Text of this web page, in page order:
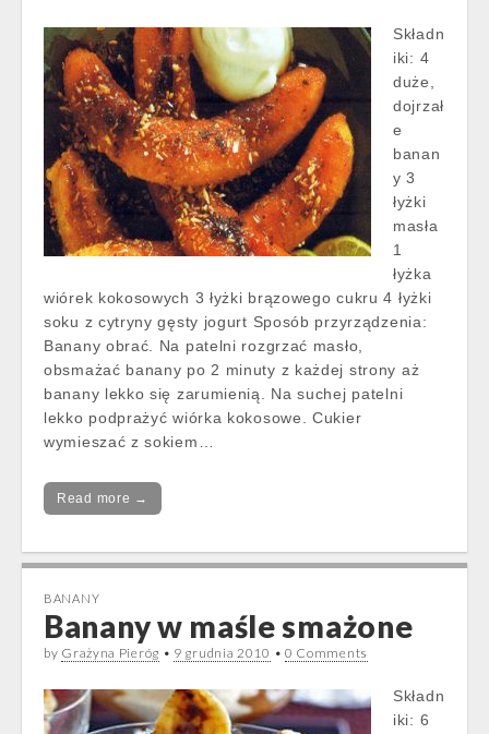
Składn
iki: 4
duże,
dojrzał
e
banan
y 3
łyżki
masła
1
łyżka
wiórek kokosowych 3 łyżki brązowego cukru 4 łyżki
soku z cytryny gęsty jogurt Sposób przyrządzenia:
Banany obrać. Na patelni rozgrzać masło,
obsmażać banany po 2 minuty z każdej strony aż
banany lekko się zarumienią. Na suchej patelni
lekko podprażyć wiórka kokosowe. Cukier
wymieszać z sokiem…
Read more →
BANANY
Banany w maśle smażone
by Grażyna Pieróg • 9 grudnia 2010 • 0 Comments
Składn
iki: 6